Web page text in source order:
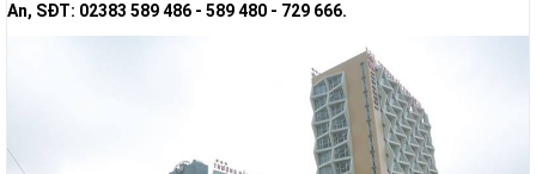
An, SĐT: 02383 589 486 - 589 480 - 729 666.